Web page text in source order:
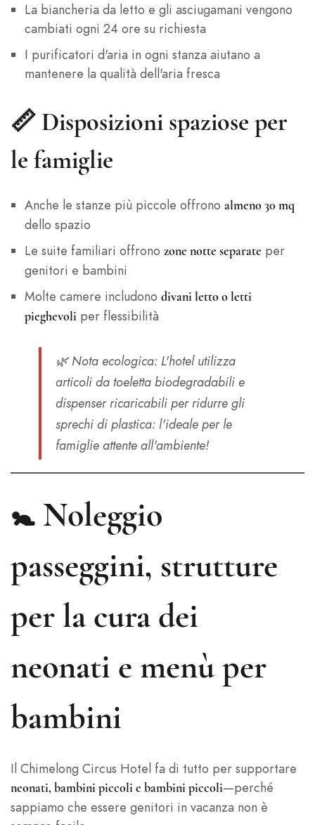
La biancheria da letto e gli asciugamani vengono
cambiati ogni 24 ore su richiesta
I purificatori d'aria in ogni stanza aiutano a
mantenere la qualità dell'aria fresca
📏 Disposizioni spaziose per
le famiglie
Anche le stanze più piccole offrono almeno 30 mq
dello spazio
Le suite familiari offrono zone notte separate per
genitori e bambini
Molte camere includono divani letto o letti
pieghevoli per flessibilità
🌿Nota ecologica: L'hotel utilizza
articoli da toeletta biodegradabili e
dispenser ricaricabili per ridurre gli
sprechi di plastica: l'ideale per le
famiglie attente all'ambiente!
🚼 Noleggio
passeggini, strutture
per la cura dei
neonati e menù per
bambini
Il Chimelong Circus Hotel fa di tutto per supportare
neonati, bambini piccoli e bambini piccoli—perché
sappiamo che essere genitori in vacanza non è